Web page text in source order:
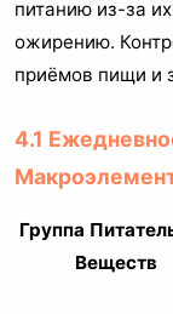
питанию из-за
ожирению.
приёмов пищи и
4.1
Группа
Веществ